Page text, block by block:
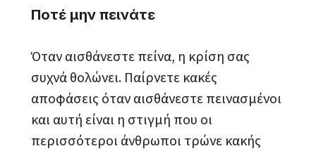
Ποτέ μην πεινάτε
Όταν αισθάνεστε πείνα, η κρίση σας
συχνά θολώνει. Παίρνετε κακές
αποφάσεις όταν αισθάνεστε πεινασμένοι
και αυτή είναι η στιγμή που οι
περισσότεροι άνθρωποι τρώνε κακής